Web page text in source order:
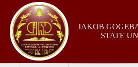
IAKOB
STATE